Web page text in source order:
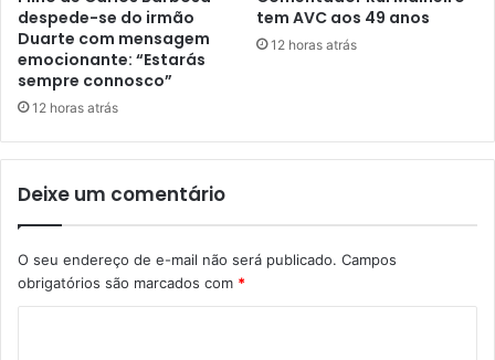
despede-se do irmão
Duarte com mensagem
emocionante: “Estarás
sempre connosco”
12 horas atrás
tem AVC aos 49 anos
12 horas atrás
Deixe um comentário
O seu endereço de e-mail não será publicado. Campos
obrigatórios são marcados com *